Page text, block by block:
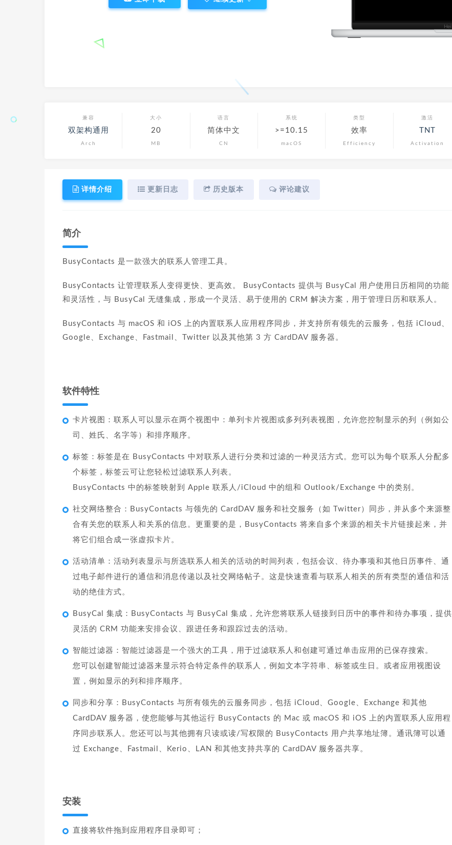
兼容
双架构通用
Arch
大小
20
MB
语言
简体中文
CN
系统
>=10.15
macOS
类型
效率
Efficiency
激活
TNT
Activation
详情介绍 更新日志 历史版本 评论建议
简介
BusyContacts 是一款强大的联系人管理工具。
BusyContacts 让管理联系人变得更快、更高效。 BusyContacts 提供与 BusyCal 用户使用日历相同的功能
和灵活性，与 BusyCal 无缝集成，形成一个灵活、易于使用的 CRM 解决方案，用于管理日历和联系人。
BusyContacts 与 macOS 和 iOS 上的内置联系人应用程序同步，并支持所有领先的云服务，包括 iCloud、
Google、Exchange、Fastmail、Twitter 以及其他第 3 方 CardDAV 服务器。
软件特性
卡片视图：联系人可以显示在两个视图中：单列卡片视图或多列列表视图，允许您控制显示的列（例如公
司、姓氏、名字等）和排序顺序。
标签：标签是在 BusyContacts 中对联系人进行分类和过滤的一种灵活方式。您可以为每个联系人分配多
个标签，标签云可让您轻松过滤联系人列表。
BusyContacts 中的标签映射到 Apple 联系人/iCloud 中的组和 Outlook/Exchange 中的类别。
社交网络整合：BusyContacts 与领先的 CardDAV 服务和社交服务（如 Twitter）同步，并从多个来源整
合有关您的联系人和关系的信息。更重要的是，BusyContacts 将来自多个来源的相关卡片链接起来，并
将它们组合成一张虚拟卡片。
活动清单：活动列表显示与所选联系人相关的活动的时间列表，包括会议、待办事项和其他日历事件、通
过电子邮件进行的通信和消息传递以及社交网络帖子。这是快速查看与联系人相关的所有类型的通信和活
动的绝佳方式。
BusyCal 集成：BusyContacts 与 BusyCal 集成，允许您将联系人链接到日历中的事件和待办事项，提供
灵活的 CRM 功能来安排会议、跟进任务和跟踪过去的活动。
智能过滤器：智能过滤器是一个强大的工具，用于过滤联系人和创建可通过单击应用的已保存搜索。
您可以创建智能过滤器来显示符合特定条件的联系人，例如文本字符串、标签或生日。或者应用视图设
置，例如显示的列和排序顺序。
同步和分享：BusyContacts 与所有领先的云服务同步，包括 iCloud、Google、Exchange 和其他
CardDAV 服务器，使您能够与其他运行 BusyContacts 的 Mac 或 macOS 和 iOS 上的内置联系人应用程
序同步联系人。您还可以与其他拥有只读或读/写权限的 BusyContacts 用户共享地址簿。通讯簿可以通
过 Exchange、Fastmail、Kerio、LAN 和其他支持共享的 CardDAV 服务器共享。
安装
直接将软件拖到应用程序目录即可；